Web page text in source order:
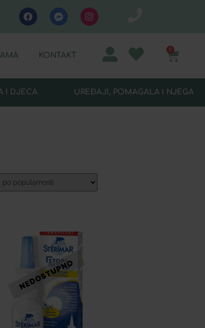
KONTAKT
0
I DJECA UREĐAJI, POMAGALA I NJEGA